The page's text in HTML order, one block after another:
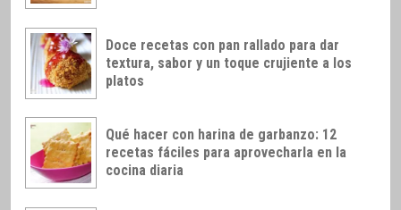
Doce recetas con pan rallado para dar
textura, sabor y un toque crujiente a los
platos
Qué hacer con harina de garbanzo: 12
recetas fáciles para aprovecharla en la
cocina diaria